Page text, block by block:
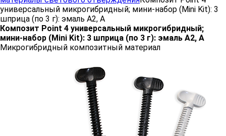
универсальный микрогибридный; мини-набор (Mini Kit): 3
шприца (по 3 г): эмаль A2, A
Композит Point 4 универсальный микрогибридный;
мини-набор (Mini Kit): 3 шприца (по 3 г): эмаль A2, A
Микрогибридный композитный материал